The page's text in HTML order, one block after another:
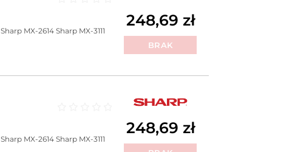
Sharp MX-2614 Sharp MX-3111
248,69 zł
BRAK
Sharp MX-2614 Sharp MX-3111
248,69 zł